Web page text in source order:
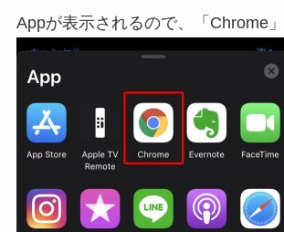
Appが表示されるので、「Chrome